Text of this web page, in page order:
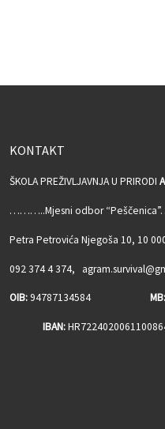
KONTAKT
ŠKOLA PREŽIVLJAVNJA U PRIRODI
………..Mjesni odbor
Petra Petrovića Njegoša 10, 10
092 374 4 374,
OIB:94787134584 MB:
IBAN: